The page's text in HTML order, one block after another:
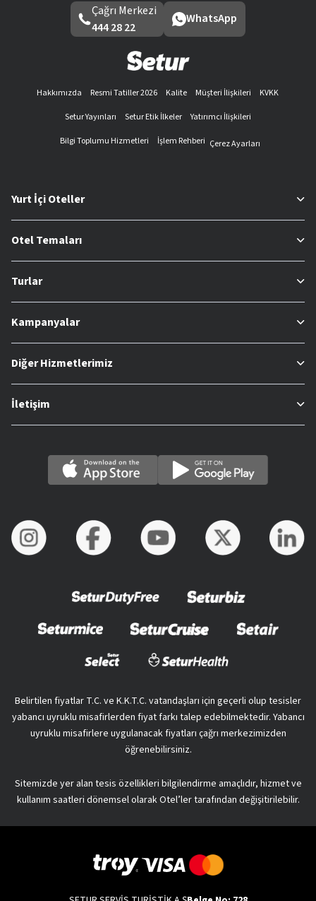
Çağrı Merkezi
444 28 22
WhatsApp
Hakkımızda Resmi Tatiller 2026 Kalite Müşteri İlişkileri
KVKK
Setur Yayınları
Setur Etik İlkeler
Yatırımcı İlişkileri
Bilgi Toplumu Hizmetleri
İşlem Rehberi Çerez Ayarları
Yurt İçi Oteller
Otel Temaları
Turlar
Kampanyalar
Diğer Hizmetlerimiz
İletişim
Belirtilen fiyatlar T.C. ve K.K.T.C. vatandaşları için geçerli olup tesisler
yabancı uyruklu misafirlerden fiyat farkı talep edebilmektedir. Yabancı
uyruklu misafirlere uygulanacak fiyatları çağrı merkezimizden
öğrenebilirsiniz.
Sitemizde yer alan tesis özellikleri bilgilendirme amaçlıdır, hizmet ve
kullanım saatleri dönemsel olarak Otel’ler tarafından değişitirilebilir.